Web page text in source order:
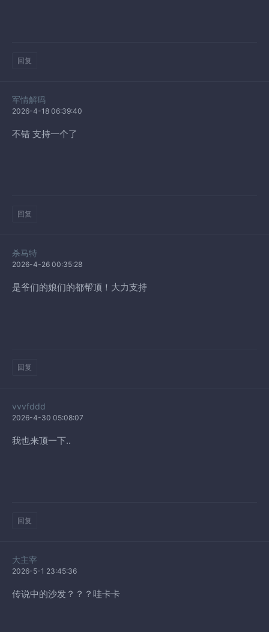
回复
军情解码
2026-4-18 06:39:40
不错 支持一个了
回复
杀马特
2026-4-26 00:35:28
是爷们的娘们的都帮顶！大力支持
回复
vvvfddd
2026-4-30 05:08:07
我也来顶一下..
回复
大主宰
2026-5-1 23:45:36
传说中的沙发？？？哇卡卡